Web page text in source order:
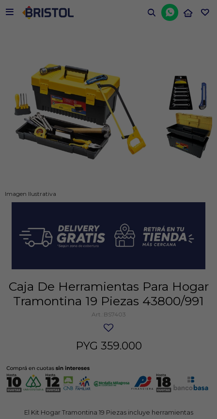


Imagen Ilustrativa
Caja De Herramientas Para Hogar
Tramontina 19 Piezas 43800/991
BS7403
PYG 359.000
El Kit Hogar Tramontina 19 Piezas incluye herramientas